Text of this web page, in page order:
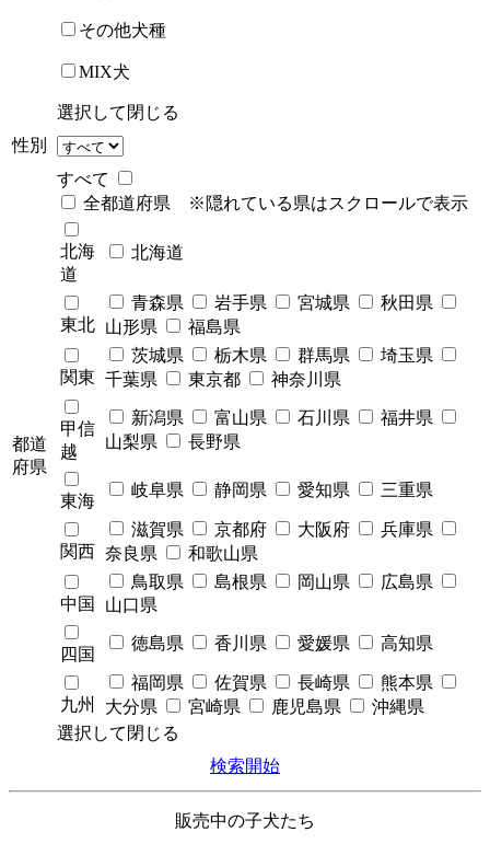
その他犬種
MIX犬
選択して閉じる
性別
都道
府県
すべて
全都道府県 ※隠れている県はスクロールで表示
北海
道
北海道
東北
青森県 岩手県 宮城県
秋田県
山形県
福島県
関東
茨城県 栃木県 群馬県
埼玉県
千葉県
東京都 神奈川県
甲信
越
新潟県 富山県 石川県
福井県
山梨県
長野県
東海
岐阜県 静岡県 愛知県 三重県
関西
滋賀県 京都府 大阪府
兵庫県
奈良県
和歌山県
中国
鳥取県 島根県 岡山県
広島県
山口県
四国
徳島県 香川県 愛媛県 高知県
九州
福岡県 佐賀県 長崎県
熊本県
大分県
宮崎県 鹿児島県
沖縄県
選択して閉じる
検索開始
販売中の子犬たち